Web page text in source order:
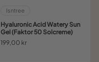
Isntree
Hyaluronic Acid Watery Sun
Gel (Faktor 50 Solcreme)
199,00 kr